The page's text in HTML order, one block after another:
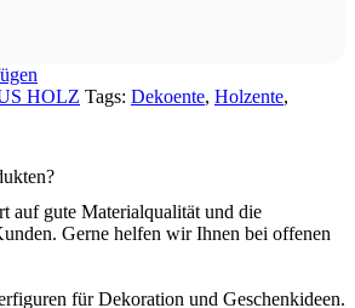
HOLZ Tags: Dekoente, Holzente,
auf gute Materialqualität und die
Gerne helfen wir Ihnen bei offenen